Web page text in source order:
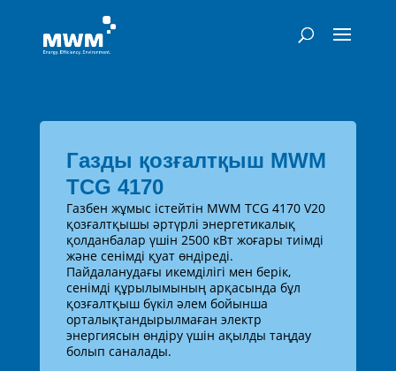
Газды қозғалтқыш MWM
TCG 4170
Газбен жұмыс істейтін MWM TCG 4170 V20
қозғалтқышы әртүрлі энергетикалық
қолданбалар үшін 2500 кВт жоғары тиімді
және сенімді қуат өндіреді.
Пайдаланудағы икемділігі мен берік,
сенімді құрылымының арқасында бұл
қозғалтқыш бүкіл әлем бойынша
орталықтандырылмаған электр
энергиясын өндіру үшін ақылды таңдау
болып саналады.